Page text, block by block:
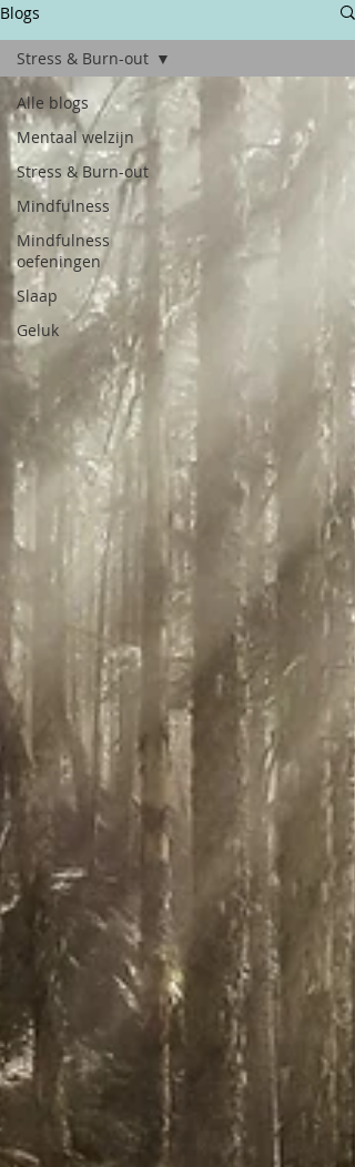
Blogs
Alle blogs
Mentaal welzijn
Stress & Burn-out
Mindfulness
Mindfulness
oefeningen
Slaap
Geluk
Stress & Burn-out